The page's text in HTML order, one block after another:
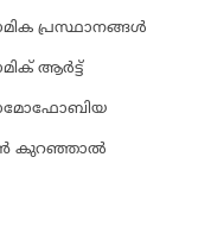
പ്രസ്ഥാനങ്ങള്‍
ആര്‍ട്ട്
കുറഞ്ഞാല്‍